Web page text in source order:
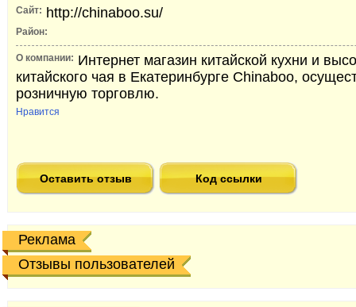
Сайт: http://chinaboo.su/
Район:
О компании: Интернет магазин китайской кухни и
китайского чая в Екатеринбурге Chinaboo,
розничную торговлю.
Нравится
Оставить отзыв Код ссылки
Реклама
Отзывы пользователей